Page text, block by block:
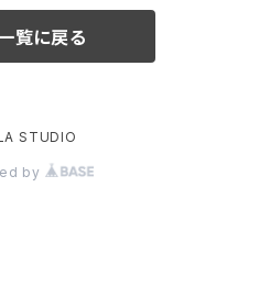
覧に戻る
STUDIO
by